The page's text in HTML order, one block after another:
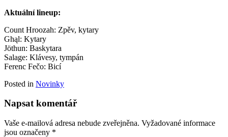
Aktuální lineup:
Count Hroozah: Zpěv, kytary
Ghąl: Kytary
Jöthun: Baskytara
Salage: Klávesy, tympán
Ferenc Fečo: Bicí
Posted in Novinky
Napsat komentář
Vaše e-mailová adresa nebude zveřejněna. Vyžadované informace
jsou označeny *